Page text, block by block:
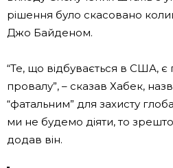
рішення було скасовано
Джо Байденом.
“Те, що відбувається в США, є
провалу”, – сказав Хабек,
“фатальним” для захисту
ми не будемо діяти, то
додав він.